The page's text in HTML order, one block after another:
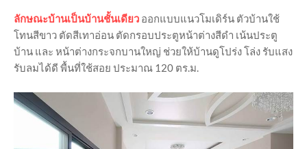
ลักษณะบ้านเป็นบ้านชั้นเดียว ออกแบบแนวโมเดิร์น ตัวบ้านใช้
โทนสีขาว ตัดสีเทาอ่อน ตัดกรอบประตูหน้าต่างสีดำ เน้นประตู
บ้าน และ หน้าต่างกระจกบานใหญ่ ช่วยให้บ้านดูโปร่ง โล่ง รับแสง
รับลมได้ดี พื้นที่ใช้สอย ประมาณ 120 ตร.ม.